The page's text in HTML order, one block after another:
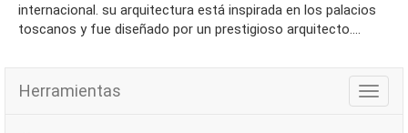
internacional. su arquitectura está inspirada en los palacios
toscanos y fue diseñado por un prestigioso arquitecto....
Herramientas